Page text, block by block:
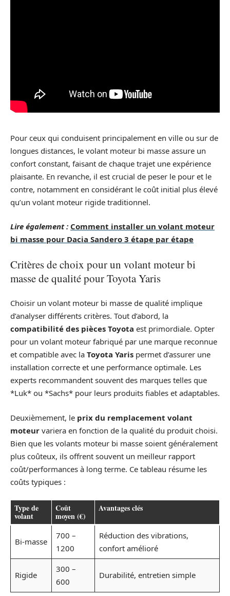
Pour ceux qui conduisent principalement en ville ou sur de
longues distances, le volant moteur bi masse assure un
confort constant, faisant de chaque trajet une expérience
plaisante. En revanche, il est crucial de peser le pour et le
contre, notamment en considérant le coût initial plus élevé
qu’un volant moteur rigide traditionnel.
Lire également : Comment installer un volant moteur
bi masse pour Dacia Sandero 3 étape par étape
Critères de choix pour un volant moteur bi
masse de qualité pour Toyota Yaris
Choisir un volant moteur bi masse de qualité implique
d’analyser différents critères. Tout d’abord, la
compatibilité des pièces Toyota est primordiale. Opter
pour un volant moteur fabriqué par une marque reconnue
et compatible avec la Toyota Yaris permet d’assurer une
installation correcte et une performance optimale. Les
experts recommandent souvent des marques telles que
*Luk* ou *Sachs* pour leurs produits fiables et adaptables.
Deuxièmement, le prix du remplacement volant
moteur variera en fonction de la qualité du produit choisi.
Bien que les volants moteur bi masse soient généralement
plus coûteux, ils offrent souvent un meilleur rapport
coût/performances à long terme. Ce tableau résume les
coûts typiques :
Type de
volant
Coût
moyen (€)
Avantages clés
Bi-masse
700 –
1200
Réduction des vibrations,
confort amélioré
Rigide
300 –
600
Durabilité, entretien simple